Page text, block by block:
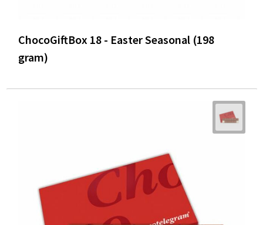
ChocoGiftBox 18 - Easter Seasonal (198
gram)